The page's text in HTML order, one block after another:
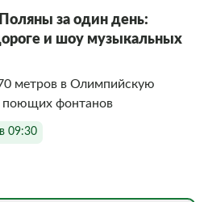
за один день:
и шоу музыкальных
метров в Олимпийскую
поющих фонтанов
09:30